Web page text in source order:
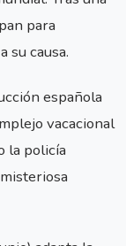
para
su causa.
española
vacacional
la policía